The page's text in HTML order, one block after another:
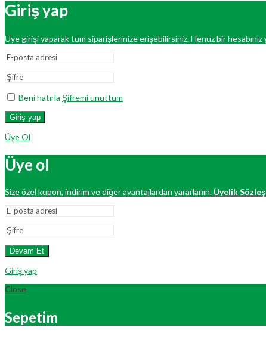
Giriş yap
Üye girişi yaparak tüm siparişlerinize erişebilirsiniz. Henüz bir
Beni hatırla Şifremi unuttum
Giriş yap
Üye Ol
Üye ol
Size özel kupon, indirim ve diğer avantajlardan yararlanın. Üyelik
Devam Et
Giriş yap
Close
Sepetim